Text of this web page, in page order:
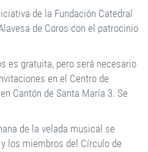
de la Fundación Catedral
de Coros con el patrocinio
es gratuita, pero será necesario
en el Centro de
Cantón de Santa María 3. Se
de la velada musical se
los miembros del Círculo de